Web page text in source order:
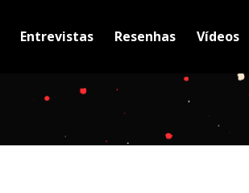
Entrevistas Resenhas Vídeos